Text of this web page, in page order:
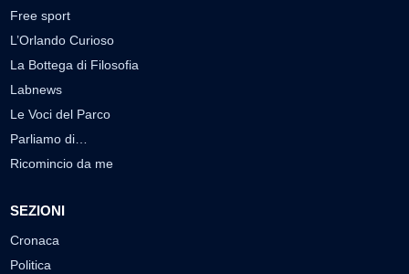
Free sport
L’Orlando Curioso
La Bottega di Filosofia
Labnews
Le Voci del Parco
Parliamo di…
Ricomincio da me
SEZIONI
Cronaca
Politica